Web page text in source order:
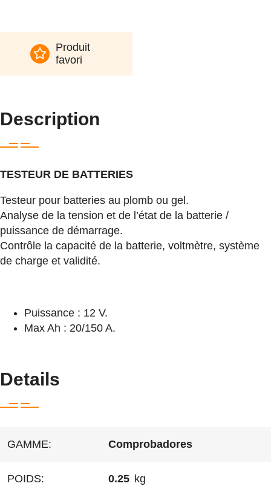
Produit
favori
Description
TESTEUR DE BATTERIES
Testeur pour batteries au plomb ou gel.
Analyse de la tension et de l’état de la batterie /
puissance de démarrage.
Contrôle la capacité de la batterie, voltmètre, système
de charge et validité.
Puissance : 12 V.
Max Ah : 20/150 A.
Details
GAMME: Comprobadores
POIDS: 0.25 kg